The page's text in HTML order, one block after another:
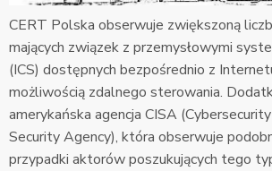
CERT Polska obserwuje zwiększoną
mających związek z przemysłowymi
(ICS) dostępnych bezpośrednio z
możliwością zdalnego sterowania.
amerykańska agencja CISA
Security Agency), która obserwuje
przypadki aktorów poszukujących tego